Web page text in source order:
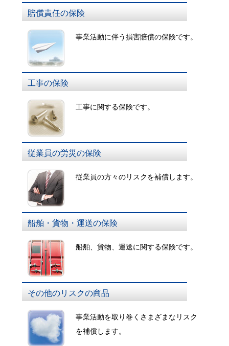
賠償責任の保険
事業活動に伴う損害賠償の保険です。
工事の保険
工事に関する保険です。
従業員の労災の保険
従業員の方々のリスクを補償します。
船舶・貨物・運送の保険
船舶、貨物、運送に関する保険です。
その他のリスクの商品
事業活動を取り巻くさまざまなリスク
を補償します。